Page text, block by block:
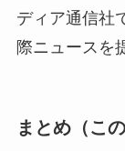
ディア通信社
際ニュースを
まとめ（こ